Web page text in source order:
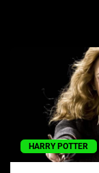
HARRY POTTER